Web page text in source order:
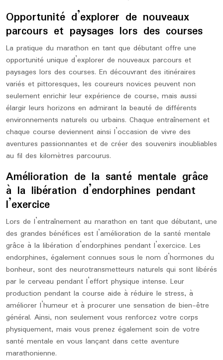
Opportunité d’explorer de nouveaux
parcours et paysages lors des courses
La pratique du marathon en tant que débutant offre une
opportunité unique d’explorer de nouveaux parcours et
paysages lors des courses. En découvrant des itinéraires
variés et pittoresques, les coureurs novices peuvent non
seulement enrichir leur expérience de course, mais aussi
élargir leurs horizons en admirant la beauté de différents
environnements naturels ou urbains. Chaque entraînement et
chaque course deviennent ainsi l’occasion de vivre des
aventures passionnantes et de créer des souvenirs inoubliables
au fil des kilomètres parcourus.
Amélioration de la santé mentale grâce
à la libération d’endorphines pendant
l’exercice
Lors de l’entraînement au marathon en tant que débutant, une
des grandes bénéfices est l’amélioration de la santé mentale
grâce à la libération d’endorphines pendant l’exercice. Les
endorphines, également connues sous le nom d’hormones du
bonheur, sont des neurotransmetteurs naturels qui sont libérés
par le cerveau pendant l’effort physique intense. Leur
production pendant la course aide à réduire le stress, à
améliorer l’humeur et à procurer une sensation de bien-être
général. Ainsi, non seulement vous renforcez votre corps
physiquement, mais vous prenez également soin de votre
santé mentale en vous lançant dans cette aventure
marathonienne.